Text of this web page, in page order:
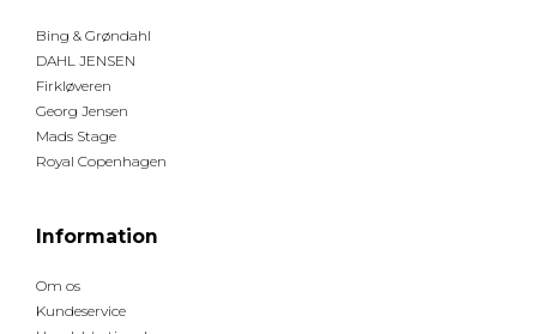
Bing & Grøndahl
DAHL JENSEN
Firkløveren
Georg Jensen
Mads Stage
Royal Copenhagen
Information
Om os
Kundeservice